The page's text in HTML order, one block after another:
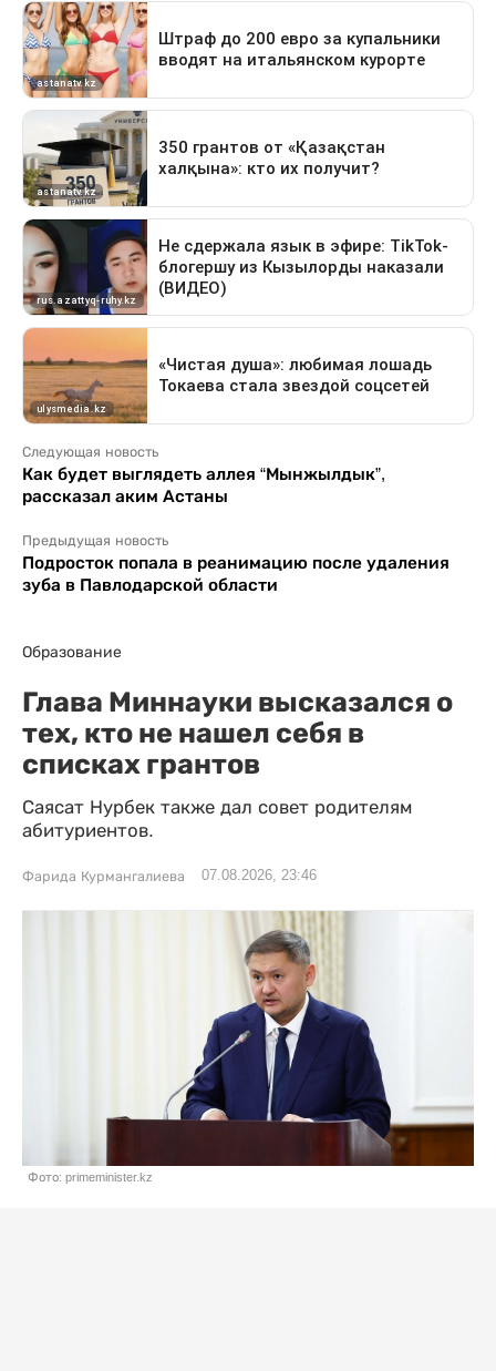
Следующая новость
Как будет выглядеть аллея “Мынжылдык”,
рассказал аким Астаны
Предыдущая новость
Подросток попала в реанимацию после удаления
зуба в Павлодарской области
Образование
Глава Миннауки высказался о
тех, кто не нашел себя в
списках грантов
Саясат Нурбек также дал совет родителям
абитуриентов.
Фарида Курмангалиева 07.08.2026, 23:46
Фото: primeminister.kz